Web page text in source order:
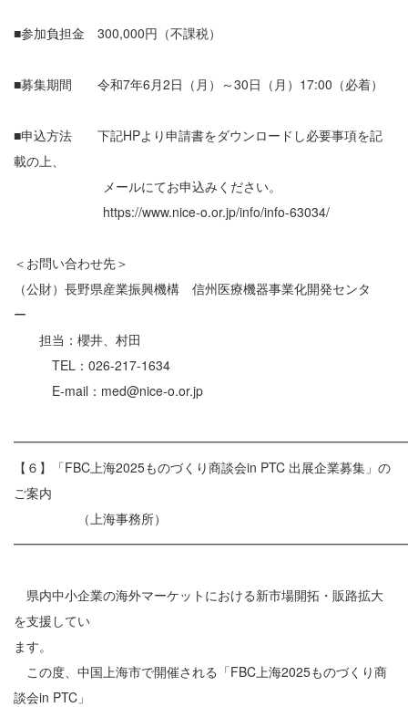
■参加負担金 300,000円（不課税）
■募集期間 令和7年6月2日（月）～30日（月）17:00（必着）
■申込方法 下記HPより申請書をダウンロードし必要事項を記
載の上、
メールにてお申込みください。
https://www.nice-o.or.jp/info/info-63034/
＜お問い合わせ先＞
（公財）長野県産業振興機構 信州医療機器事業化開発センタ
ー
担当：櫻井、村田
TEL：026-217-1634
E-mail：med@nice-o.or.jp
【６】「FBC上海2025ものづくり商談会in PTC 出展企業募集」の
ご案内
（上海事務所）
県内中小企業の海外マーケットにおける新市場開拓・販路拡大
を支援してい
ます。
この度、中国上海市で開催される「FBC上海2025ものづくり商
談会in PTC」